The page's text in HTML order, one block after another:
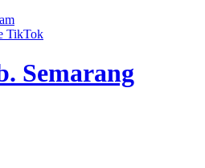
TikTok
Semarang